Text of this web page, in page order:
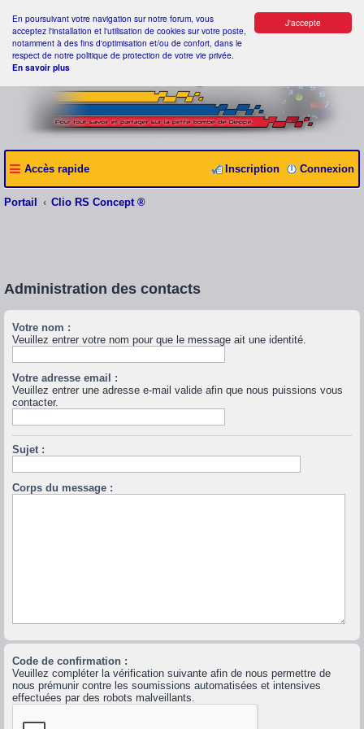
J'accepte
En poursuivant votre navigation sur notre forum, vous
acceptez l'installation et l'utilisation de cookies sur votre poste,
notamment à des fins d'optimisation et/ou de confort, dans le
respect de notre politique de protection de votre vie privée.
En savoir plus
Accès rapide Connexion
Inscription
Portail Clio RS Concept ®
Administration des contacts
Votre nom :
Veuillez entrer votre nom pour que le message ait une identité.
Votre adresse email :
Veuillez entrer une adresse e-mail valide afin que nous puissions vous
contacter.
Sujet :
Corps du message :
Code de confirmation :
Veuillez compléter la vérification suivante afin de nous permettre de
nous prémunir contre les soumissions automatisées et intensives
effectuées par des robots malveillants.